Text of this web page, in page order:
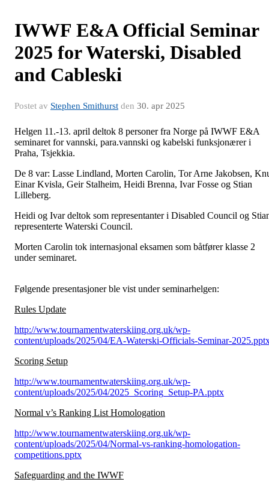
IWWF E&A Official Seminar
2025 for Waterski, Disabled
and Cableski
Postet av Stephen Smithurst den 30. apr 2025
Helgen 11.-13. april deltok 8 personer fra Norge på IWWF E&A
seminaret for vannski, para.vannski og kabelski funksjonærer i
Praha, Tsjekkia.
De 8 var: Lasse Lindland, Morten Carolin, Tor Arne Jakobsen,
Einar Kvisla, Geir Stalheim, Heidi Brenna, Ivar Fosse og Stian
Lilleberg.
Heidi og Ivar deltok som representanter i Disabled Council og
representerte Waterski Council.
Morten Carolin tok internasjonal eksamen som båtfører klasse 2
under seminaret.
Følgende presentasjoner ble vist under seminarhelgen:
Rules Update
http://www.tournamentwaterskiing.org.uk/wp-
content/uploads/2025/04/EA-Waterski-Officials-Seminar-
Scoring Setup
http://www.tournamentwaterskiing.org.uk/wp-
content/uploads/2025/04/2025_Scoring_Setup-PA.pptx
Normal v’s Ranking List Homologation
http://www.tournamentwaterskiing.org.uk/wp-
content/uploads/2025/04/Normal-vs-ranking-homologation-
competitions.pptx
Safeguarding and the IWWF